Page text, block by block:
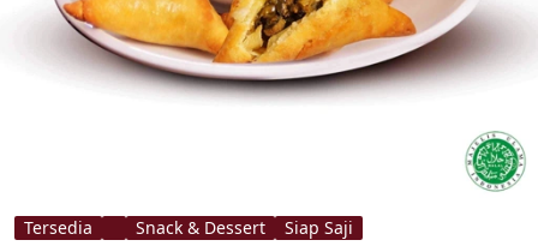
Tersedia Snack & Dessert Siap Saji